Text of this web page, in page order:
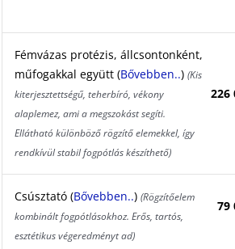
Fémvázas protézis, állcsontonként,
műfogakkal együtt (Bővebben..)(Kis
kiterjesztettségű, teherbíró, vékony
alaplemez, ami a megszokást segíti.
Ellátható különböző rögzítő elemekkel, így
rendkívül stabil fogpótlás készíthető)
226
Csúsztató (Bővebben..)(Rögzítőelem
kombinált fogpótlásokhoz. Erős, tartós,
esztétikus végeredményt ad)
79